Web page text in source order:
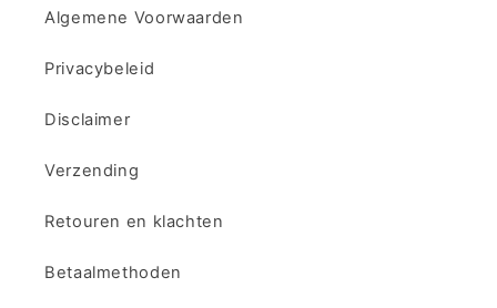
Algemene Voorwaarden​
Privacybeleid
Disclaimer
Verzending
Retouren en klachten
Betaalmethoden